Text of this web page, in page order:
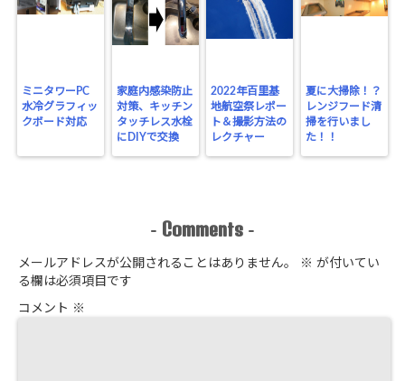
ミニタワーPC
水冷グラフィッ
クボード対応
家庭内感染防止
対策、キッチン
タッチレス水栓
にDIYで交換
2022年百里基
地航空祭レポー
ト＆撮影方法の
レクチャー
夏に大掃除！？
レンジフード清
掃を行いまし
た！！
- Comments -
メールアドレスが公開されることはありません。 ※ が付いてい
る欄は必須項目です
コメント ※